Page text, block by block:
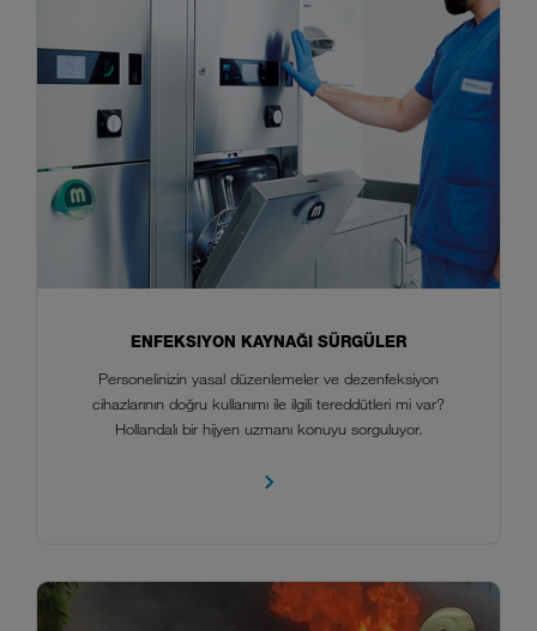
ENFEKSIYON KAYNAĞI SÜRGÜLER
Personelinizin yasal düzenlemeler ve dezenfeksiyon
cihazlarının doğru kullanımı ile ilgili tereddütleri mi var?
Hollandalı bir hijyen uzmanı konuyu sorguluyor.